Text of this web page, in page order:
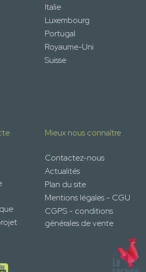
Italie
Luxembourg
Portugal
Royaume-Uni
Suisse
Mieux nous connaître
Contactez-nous
Actualités
Plan du site
Mentions légales - CGU
CGPS - conditions
générales de vente